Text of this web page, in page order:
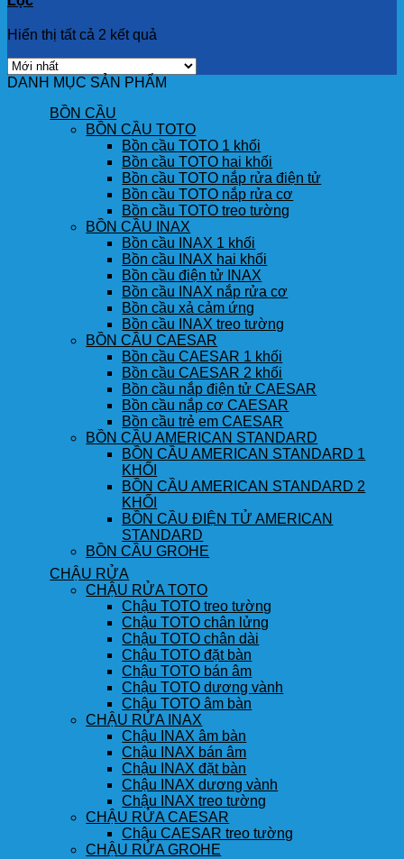
Hiển thị tất cả 2 kết quả
DANH MỤC SẢN PHẨM
BỒN CẦU
BỒN CẦU TOTO
Bồn cầu TOTO 1 khối
Bồn cầu TOTO hai khối
Bồn cầu TOTO nắp rửa điện tử
Bồn cầu TOTO nắp rửa cơ
Bồn cầu TOTO treo tường
BỒN CẦU INAX
Bồn cầu INAX 1 khối
Bồn cầu INAX hai khối
Bồn cầu điện tử INAX
Bồn cầu INAX nắp rửa cơ
Bồn cầu xả cảm ứng
Bồn cầu INAX treo tường
BỒN CẦU CAESAR
Bồn cầu CAESAR 1 khối
Bồn cầu CAESAR 2 khối
Bồn cầu nắp điện tử CAESAR
Bồn cầu nắp cơ CAESAR
Bồn cầu trẻ em CAESAR
BỒN CẦU AMERICAN STANDARD
BỒN CẦU AMERICAN STANDARD 1
KHỐI
BỒN CẦU AMERICAN STANDARD 2
KHỐI
BỒN CẦU ĐIỆN TỬ AMERICAN
STANDARD
BỒN CẦU GROHE
CHẬU RỬA
CHẬU RỬA TOTO
Chậu TOTO treo tường
Chậu TOTO chân lửng
Chậu TOTO chân dài
Chậu TOTO đặt bàn
Chậu TOTO bán âm
Chậu TOTO dương vành
Chậu TOTO âm bàn
CHẬU RỬA INAX
Chậu INAX âm bàn
Chậu INAX bán âm
Chậu INAX đặt bàn
Chậu INAX dương vành
Chậu INAX treo tường
CHẬU RỬA CAESAR
Chậu CAESAR treo tường
CHẬU RỬA GROHE